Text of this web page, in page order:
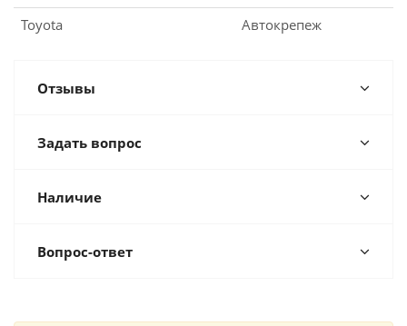
Toyota
Автокрепеж
Отзывы
Задать вопрос
Наличие
Вопрос-ответ